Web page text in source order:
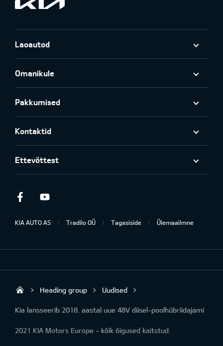
Laoautod
Omanikule
Pakkumised
Kontaktid
Ettevõttest
Facebook
KIA AUTO AS Tradilo OÜ Tagasiside Ülemaailmne
Tradilo OÜ
Heading group Uudised
Kia lansseerib 2018. aastal uue 48V diisel-poolhübriidajami
2021 KIA Motors Europe - kõik õigused kaitstud.